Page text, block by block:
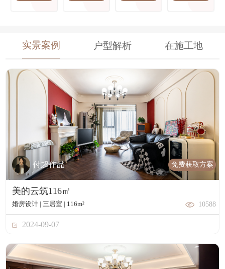
实景案例 户型解析 在施工地
付超作品 免费获取方案
美的云筑116㎡
婚房设计 | 三居室 | 116m² 10588
2024-09-07